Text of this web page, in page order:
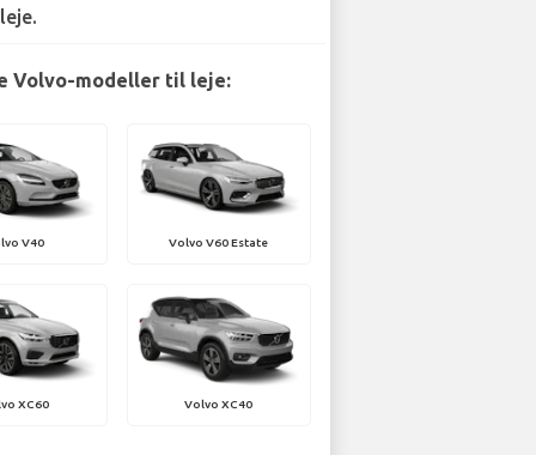
Volvo-modeller til leje:
V40 Volvo V60 Estate
XC60 Volvo XC40